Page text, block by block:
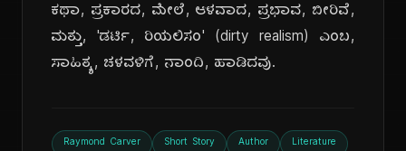
ಕಥಾ, ಪ್ರಕಾರದ, ಮೇಲೆ, ಆಳವಾದ, ಪ್ರಭಾವ, ಬೀರಿವೆ,
ಮತ್ತು, 'ಡರ್ಟಿ, ರಿಯಲಿಸಂ' (dirty realism) ಎಂಬ,
ಸಾಹಿತ್ಯ, ಚಳವಳಿಗೆ, ನಾಂದಿ, ಹಾಡಿದವು.
Raymond Carver Short Story Author Literature